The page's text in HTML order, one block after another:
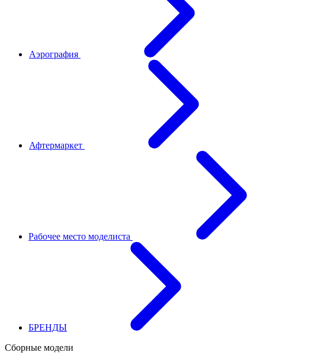
Аэрография
Афтермаркет
Рабочее место моделиста
БРЕНДЫ
Сборные модели